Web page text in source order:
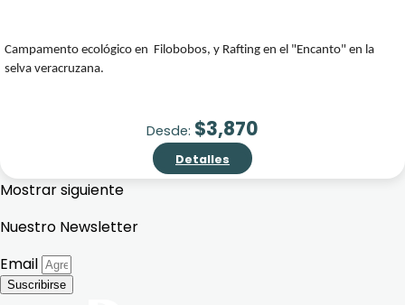
Campamento ecológico en Filobobos, y Rafting en el "Encanto" en la
selva veracruzana.
Desde: $3,870
Detalles
Mostrar siguiente
Nuestro Newsletter
Email
Suscribirse